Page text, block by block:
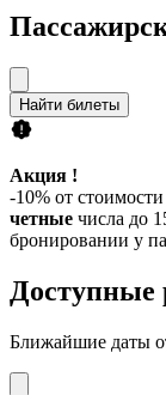
Найти билеты
Акция !
-10% от
четные числа до
бронировании у
Доступные
Ближайшие даты